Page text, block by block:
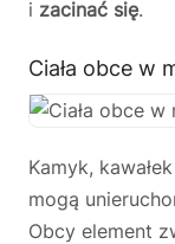
i zacinać się.
Ciała obce w
Kamyk,
mogą
Obcy element